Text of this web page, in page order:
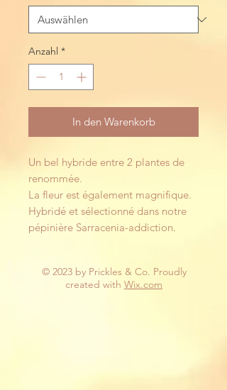
Anzahl *
In den Warenkorb
Un bel hybride entre 2 plantes de
renommée.
La fleur est également magnifique.
Hybridé et sélectionné dans notre
pépinière Sarracenia-addiction.
© 2023 by Prickles & Co. Proudly
created with Wix.com